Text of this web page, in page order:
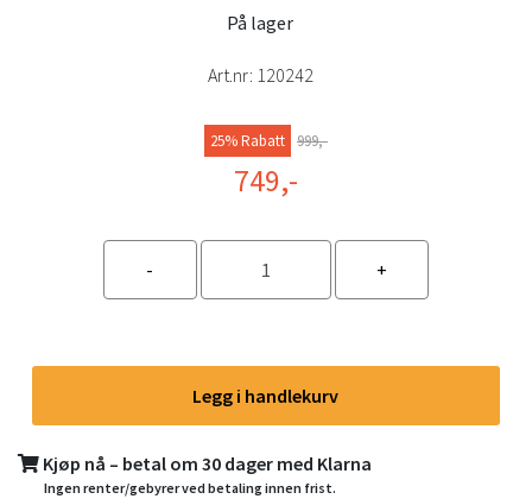
På lager
Art.nr: 120242
25% Rabatt 999,-
749,-
Legg i handlekurv
Kjøp nå – betal om 30 dager med Klarna
Ingen renter/gebyrer ved betaling innen frist.